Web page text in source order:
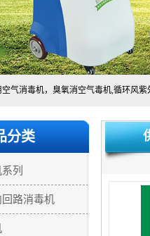
分类
列
路消毒机